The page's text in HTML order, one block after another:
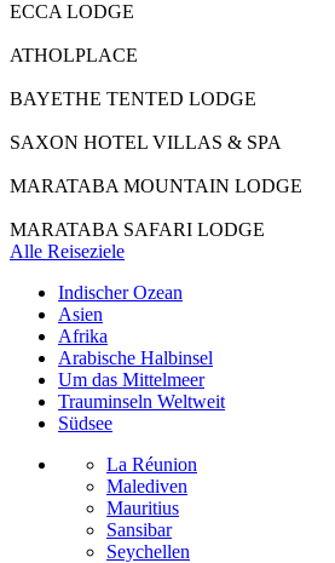
ECCA LODGE
ATHOLPLACE
BAYETHE TENTED LODGE
SAXON HOTEL VILLAS & SPA
MARATABA MOUNTAIN LODGE
MARATABA SAFARI LODGE
Alle Reiseziele
Indischer Ozean
Asien
Afrika
Arabische Halbinsel
Um das Mittelmeer
Trauminseln Weltweit
Südsee
La Réunion
Malediven
Mauritius
Sansibar
Seychellen